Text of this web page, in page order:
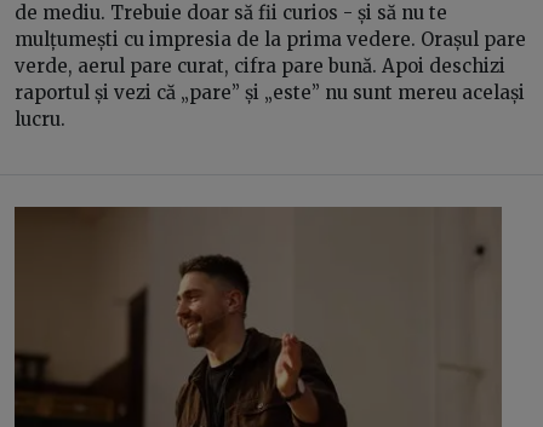
de mediu. Trebuie doar să fii curios - și să nu te
mulțumești cu impresia de la prima vedere. Orașul pare
verde, aerul pare curat, cifra pare bună. Apoi deschizi
raportul și vezi că „pare” și „este” nu sunt mereu același
lucru.